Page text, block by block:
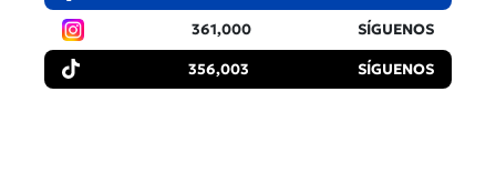
361,000 SÍGUENOS
356,003 SÍGUENOS